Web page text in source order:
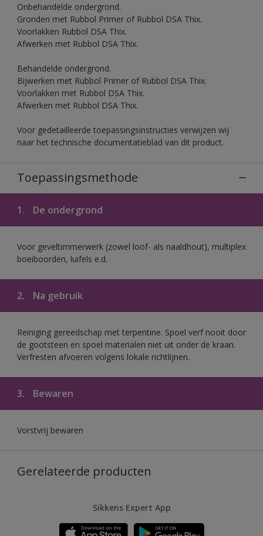
Onbehandelde ondergrond.
Gronden met Rubbol Primer of Rubbol DSA Thix.
Voorlakken Rubbol DSA Thix.
Afwerken met Rubbol DSA Thix.
Behandelde ondergrond.
Bijwerken met Rubbol Primer of Rubbol DSA Thix.
Voorlakken met Rubbol DSA Thix.
Afwerken met Rubbol DSA Thix.
Voor gedetailleerde toepassingsinstructies verwijzen wij
naar het technische documentatieblad van dit product.
Toepassingsmethode
1. De ondergrond
Voor geveltimmerwerk (zowel loof- als naaldhout), multiplex
boeiboorden, luifels e.d.
2. Na gebruik
Reiniging gereedschap met terpentine. Spoel verf nooit door
de gootsteen en spoel materialen niet uit onder de kraan.
Verfresten afvoeren volgens lokale richtlijnen.
3. Bewaren
Vorstvrij bewaren
Gerelateerde producten
Sikkens Expert App